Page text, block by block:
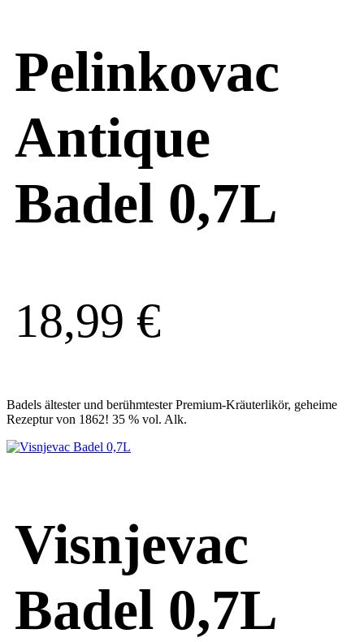
Pelinkovac
Antique
Badel 0,7L
18,99 €
Badels ältester und berühmtester Premium-Kräuterlikör, geheime
Rezeptur von 1862! 35 % vol. Alk.
Visnjevac
Badel 0,7L